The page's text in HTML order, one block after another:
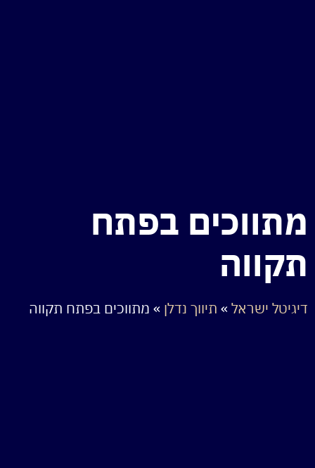
מתווכים בפתח
תקווה
דיגיטל ישראל » תיווך נדלן » מתווכים בפתח תקווה